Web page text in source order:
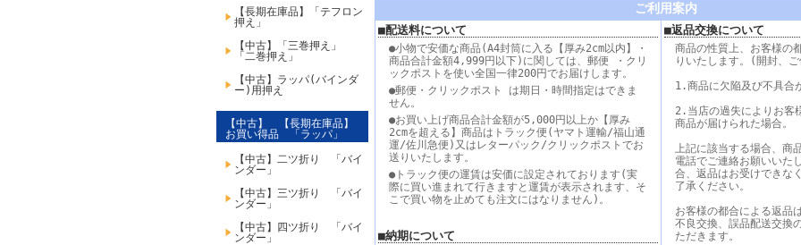
【長期在庫品】「テフロン
押え」
【中古】「三巻押え」
「二巻押え」
【中古】ラッパ(バインダ
ー)用押え
【中古】 【長期在庫品】
お買い得品 「ラッパ」
【中古】二ツ折り 「バイ
ンダー」
【中古】三ツ折り 「バイ
ンダー」
【中古】四ツ折り 「バイ
ンダー」
ご利用案内
■配送料について
●小物で安価な商品(A4封筒に入る【厚み2cm以内】・
商品合計金額4,999円以下)に関しては、郵便 ・クリ
ックポストを使い全国一律200円でお届けします。
●郵便・クリックポスト は期日・時間指定はできま
せん。
●お買い上げ商品合計金額が5,000円以上か【厚み
2cmを超える】商品はトラック便(ヤマト運輸/福山通
運/佐川急便)又はレターパック/クリックポストでお
送りいたします。
●トラック便の運賃は安価に設定されております(実
際に買い進まれて行きますと運賃が表示されます、そ
こで買い物を止めても注文にはなりません)。
■納期について
■返品交換について
商品の性質上、お客様の
りいたします。(開封、
1.商品に欠陥及び不具合
2.当店の過失によりお客
商品が届けられた場合。
上記に該当する場合、商
電話でご連絡お願いいた
合、返品はお受けできな
了承ください。
お客様の都合による返品
不良交換、誤品配送交換
ただきます。